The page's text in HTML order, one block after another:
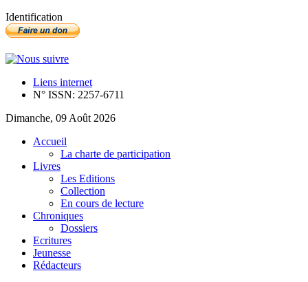
Identification
Liens internet
N° ISSN: 2257-6711
Dimanche, 09 Août 2026
Accueil
La charte de participation
Livres
Les Editions
Collection
En cours de lecture
Chroniques
Dossiers
Ecritures
Jeunesse
Rédacteurs